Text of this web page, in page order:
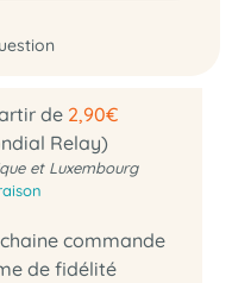
de 2,90€
Relay)
et Luxembourg
commande
de fidélité